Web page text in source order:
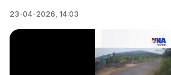
23-04-2026, 14:03